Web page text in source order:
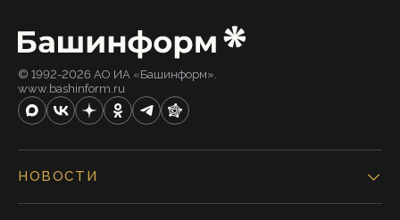
© 1992-2026 АО ИА «Башинформ».
www.bashinform.ru
НОВОСТИ